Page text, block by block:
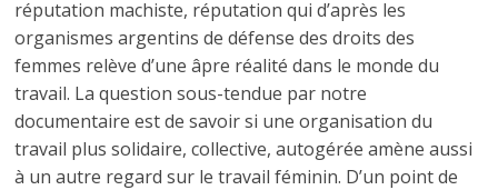
réputation machiste, réputation qui d’après les
organismes argentins de défense des droits des
femmes relève d’une âpre réalité dans le monde du
travail. La question sous-tendue par notre
documentaire est de savoir si une organisation du
travail plus solidaire, collective, autogérée amène aussi
à un autre regard sur le travail féminin. D’un point de